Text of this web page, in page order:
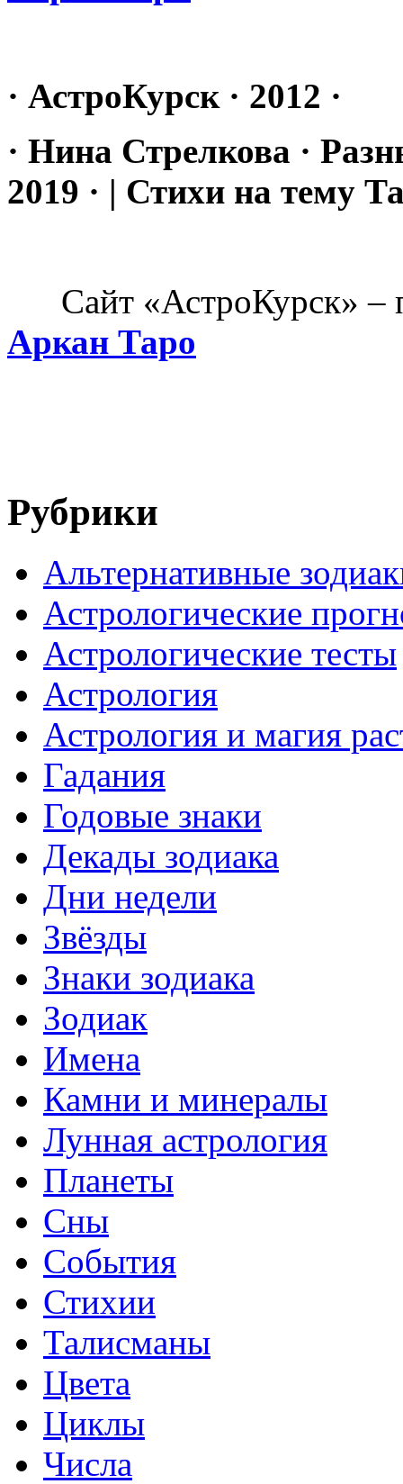
· АстроКурск · 2012 ·
· Нина Стрелкова ·
2019 · | Стихи на тему
Сайт «АстроКурск» –
Аркан Таро
Рубрики
Альтернативные
Астрологические
Астрологические тесты
Астрология
Астрология и магия
Гадания
Годовые знаки
Декады зодиака
Дни недели
Звёзды
Знаки зодиака
Зодиак
Имена
Камни и минералы
Лунная астрология
Планеты
Сны
События
Стихии
Талисманы
Цвета
Циклы
Числа